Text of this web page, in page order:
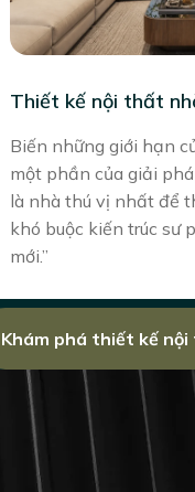
Thiết kế nội thất
Biến những giới hạn
một phần của giải
là nhà thú vị nhất để
khó buộc kiến trúc sư
mới.”
Khám phá thiết kế